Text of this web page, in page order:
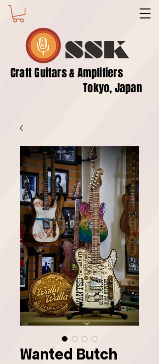
SSK
​Craft Guitars & Amplifiers
Tokyo, Japan
Wanted Butch